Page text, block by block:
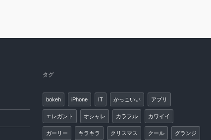
タグ
bokeh iPhone IT かっこいい アプリ
エレガント オシャレ カラフル カワイイ
ガーリー キラキラ クリスマス クール グランジ